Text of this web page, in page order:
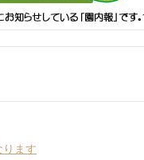
ます